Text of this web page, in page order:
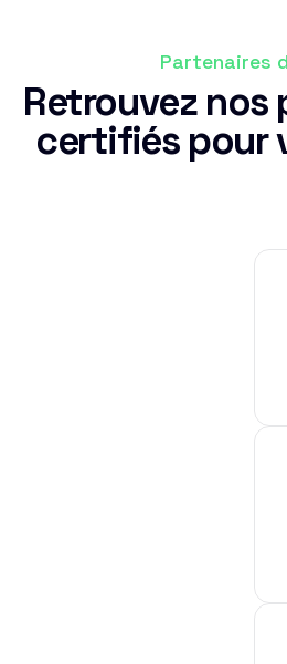
Partenaires
Retrouvez nos
certifiés pour